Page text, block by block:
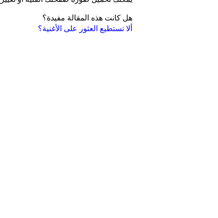
ألا تستطيع العثور على الأغنية؟
هل كانت هذه المقالة مفيدة؟